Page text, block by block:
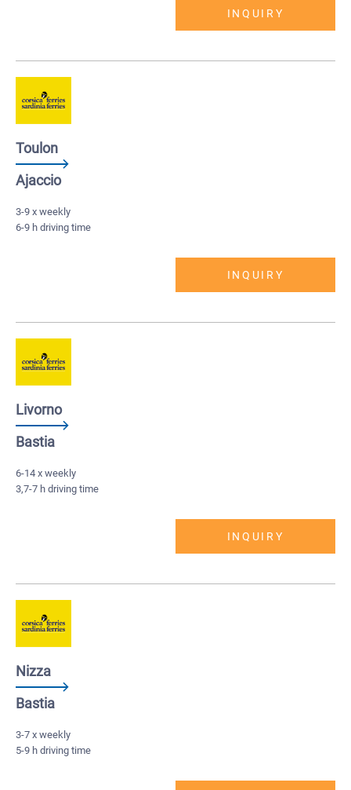
INQUIRY
Toulon
Ajaccio
3-9 x weekly
6-9 h driving time
INQUIRY
Livorno
Bastia
6-14 x weekly
3,7-7 h driving time
INQUIRY
Nizza
Bastia
3-7 x weekly
5-9 h driving time